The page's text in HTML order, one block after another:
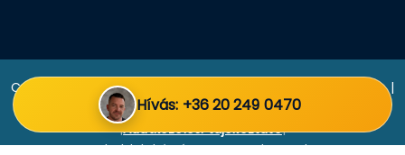
Hívás: +36 20 249 0470
Copyright © 2026 Duguláselhárítás Budapest, Pest megye |
Drain Expert
|Adatkezelési tájékoztató|
Weboldalt készítette: Batuska Csaba